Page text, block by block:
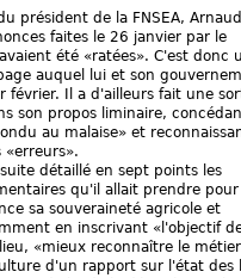
président de la FNSEA, Arnaud
faites le 26 janvier par le
été «ratées». C'est donc
auquel lui et son
février. Il a d'ailleurs fait une
son propos liminaire,
au malaise» et
«erreurs».
détaillé en sept points les
qu'il allait prendre pour
sa souveraineté agricole et
en inscrivant «l'objectif
«mieux reconnaître le
d'un rapport sur l'état des